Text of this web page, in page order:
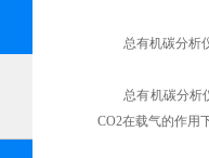
总有机碳分析仪
总有机碳分析仪
CO2在载气的作用